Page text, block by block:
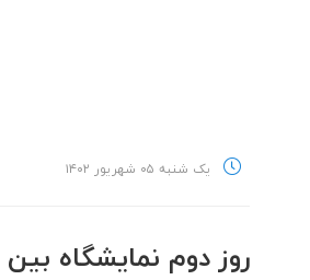
یک شنبه ۰۵ شهریور ۱۴۰۲
روز دوم نمایشگاه بین